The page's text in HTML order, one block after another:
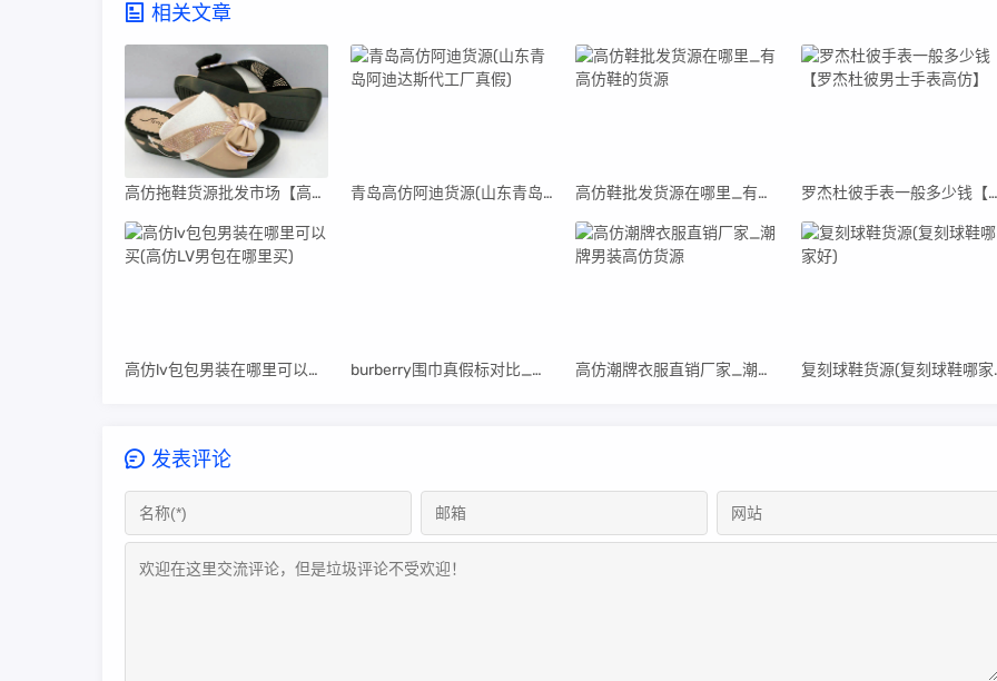
相关文章
高仿拖鞋货源批发市场【高仿拖鞋货源批发市场在哪里】 青岛高仿阿迪货源(山东青岛阿迪达斯代工厂真假) 高仿鞋批发货源在哪里_有高仿鞋的货源 罗杰杜彼手表一般多少钱【罗杰杜彼男士手表高仿】
高仿lv包包男装在哪里可以买(高仿LV男包在哪里买) burberry围巾真假标对比_高仿burberry围巾 高仿潮牌衣服直销厂家_潮牌男装高仿货源 复刻
发表评论